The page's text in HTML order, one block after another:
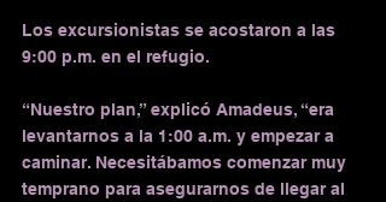
Los excursionistas se acostaron a las
9:00 p.m. en el refugio.
“Nuestro plan,” explicó Amadeus, “era
levantarnos a la 1:00 a.m. y empezar a
caminar. Necesitábamos comenzar muy
temprano para asegurarnos de llegar al